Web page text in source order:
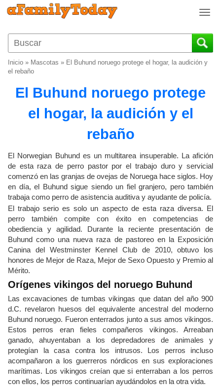
T
g
g
e
a
i
o
n
Inicio » Mascotas » El Buhund noruego protege el hogar, la audición y
el rebaño
El Buhund noruego protege
el hogar, la audición y el
rebaño
El Norwegian Buhund es un multitarea insuperable. La afición
de esta raza de perro pastor por el trabajo duro y servicial
comenzó en las granjas de ovejas de Noruega hace siglos. Hoy
en día, el Buhund sigue siendo un fiel granjero, pero también
trabaja como perro de asistencia auditiva y ayudante de policía.
El trabajo serio es solo un aspecto de esta raza diversa. El
perro también compite con éxito en competencias de
obediencia y agilidad. Durante la reciente presentación de
Buhund como una nueva raza de pastoreo en la Exposición
Canina del Westminster Kennel Club de 2010, obtuvo los
honores de Mejor de Raza, Mejor de Sexo Opuesto y Premio al
Mérito.
Orígenes vikingos del noruego Buhund
Las excavaciones de tumbas vikingas que datan del año 900
d.C. revelaron huesos del equivalente ancestral del moderno
Buhund noruego. Fueron enterrados junto a sus amos vikingos.
Estos perros eran fieles compañeros vikingos. Arreaban
ganado, ahuyentaban a los depredadores de animales y
protegían la casa contra los intrusos. Los perros incluso
acompañaron a los guerreros nórdicos en sus exploraciones
marítimas. Los vikingos creían que si enterraban a los perros
con ellos, los perros continuarían ayudándolos en la otra vida.